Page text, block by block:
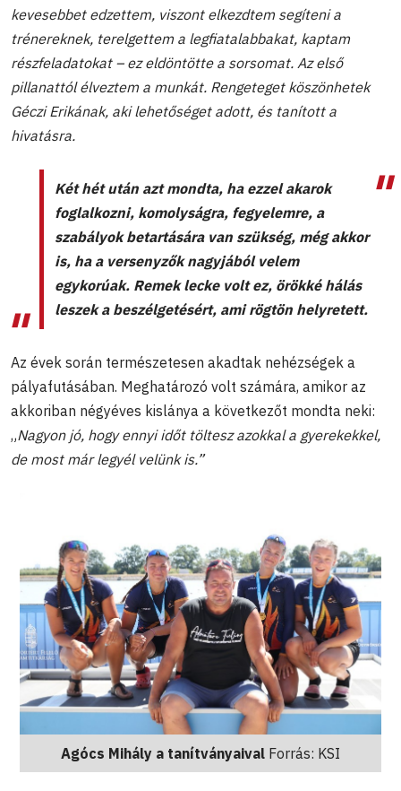
kevesebbet edzettem, viszont elkezdtem segíteni a
trénereknek, terelgettem a legfiatalabbakat, kaptam
részfeladatokat – ez eldöntötte a sorsomat. Az első
pillanattól élveztem a munkát. Rengeteget köszönhetek
Géczi Erikának, aki lehetőséget adott, és tanított a
hivatásra.
Két hét után azt mondta, ha ezzel akarok
foglalkozni, komolyságra, fegyelemre, a
szabályok betartására van szükség, még akkor
is, ha a versenyzők nagyjából velem
egykorúak. Remek lecke volt ez, örökké hálás
leszek a beszélgetésért, ami rögtön helyretett.
Az évek során természetesen akadtak nehézségek a
pályafutásában. Meghatározó volt számára, amikor az
akkoriban négyéves kislánya a következőt mondta neki:
„Nagyon jó, hogy ennyi időt töltesz azokkal a gyerekekkel,
de most már legyél velünk is.”
Agócs Mihály a tanítványaival Forrás: KSI